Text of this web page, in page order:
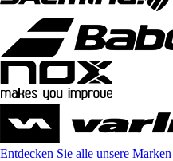
Entdecken Sie alle unsere Marken